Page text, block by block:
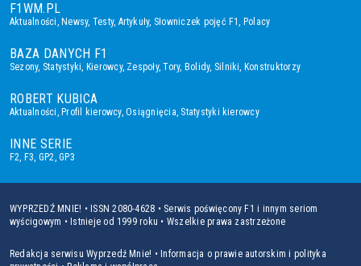
F1WM.PL
Aktualności, Newsy, Testy, Artykuły, Słowniczek pojęć F1, Polacy
BAZA DANYCH F1
Sezony, Statystyki, Kierowcy, Zespoły,Tory, Bolidy, Silniki, Konstruktorzy
ROBERT KUBICA
Aktualności, Profil kierowcy,Osiągnięcia, Statystyki kierowcy
INNE SERIE
F2, F3, GP2,GP3
WYPRZEDŹ MNIE! • ISSN 2080-4628 • Serwis poświęcony F1 i innym seriom
wyścigowym • Istnieje od 1999 roku • Wszelkie prawa zastrzeżone
Redakcja serwisu Wyprzedź Mnie! • Informacja o prawie autorskim i polityka